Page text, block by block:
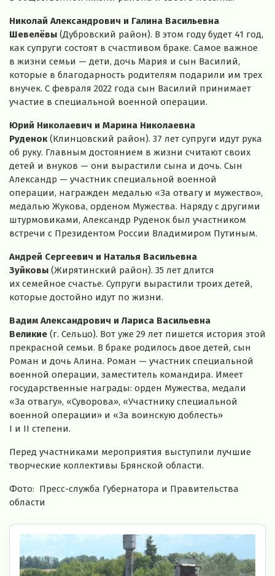
Николай Александрович и Галина Васильевна
Шевелёвы (Дубровский район). В этом году будет 41 год,
как супруги состоят в счастливом браке. Самое важное
в жизни семьи — дети, дочь Мария и сын Василий,
которые в благодарность родителям подарили им трех
внучек. С февраля 2022 года сын Василий принимает
участие в специальной военной операции.
Юрий Николаевич и Марина Николаевна
Руденок(Клинцовский район). 37 лет супруги идут рука
об руку. Главным достоянием в жизни считают своих
детей и внуков — они вырастили сына и дочь. Сын
Александр — участник специальной военной
операции, награжден медалью «За отвагу и мужество»,
медалью Жукова, орденом Мужества. Наряду с другими
штурмовиками, Александр Руденок был участником
встречи с Президентом России Владимиром Путиным.
Андрей Сергеевич и Наталья Васильевна
Зуйковы (Жирятинский район). 35 лет длится
их семейное счастье. Супруги вырастили троих детей,
которые достойно идут по жизни.
Вадим Александрович и Лариса Васильевна
Великие (г. Сельцо). Вот уже 29 лет пишется история этой
прекрасной семьи. В браке родилось двое детей, сын
Роман и дочь Алина. Роман — участник специальной
военной операции, заместитель командира. Имеет
государственные награды: орден Мужества, медали
«За отвагу», «Суворова», «Участнику специальной
военной операции» и «За воинскую доблесть»
I и II степени.
Перед участниками мероприятия выступили лучшие
творческие коллективы Брянской области.
Фото: Пресс-служба Губернатора и Правительства
области